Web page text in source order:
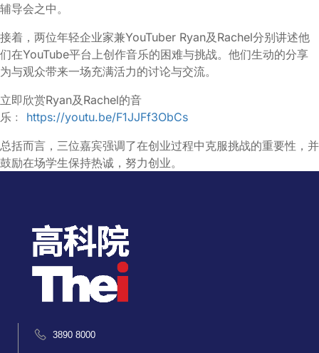
辅导会之中。
接着，两位年轻企业家兼YouTuber Ryan及Rachel分别讲述他
们在YouTube平台上创作音乐的困难与挑战。他们生动的分享
为与观众带来一场充满活力的讨论与交流。
立即欣赏Ryan及Rachel的音
乐﹕ https://youtu.be/F1JJFf3ObCs
总括而言，三位嘉宾强调了在创业过程中克服挑战的重要性，并
鼓励在场学生保持热诚，努力创业。
3890 8000